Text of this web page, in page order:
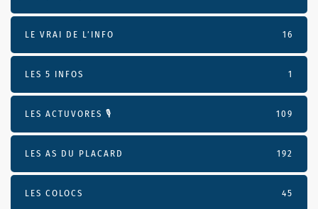
LE VRAI DE L’INFO 16
LES 5 INFOS 1
LES ACTUVORES 🎙 109
LES AS DU PLACARD 192
LES COLOCS 45